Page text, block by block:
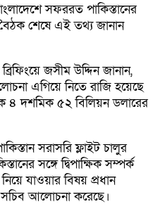
সফররত পাকিস্তানের
শেষে এই তথ্য জানান
জসীম উদ্দিন জানান,
এগিয়ে নিতে রাজি হয়েছে
৪ দশমিক ৫২ বিলিয়ন ডলারের
সরাসরি ফ্লাইট চালুর
সঙ্গে দ্বিপাক্ষিক সম্পর্ক
যাওয়ার বিষয় প্রধান
সচিব আলোচনা করেছে।